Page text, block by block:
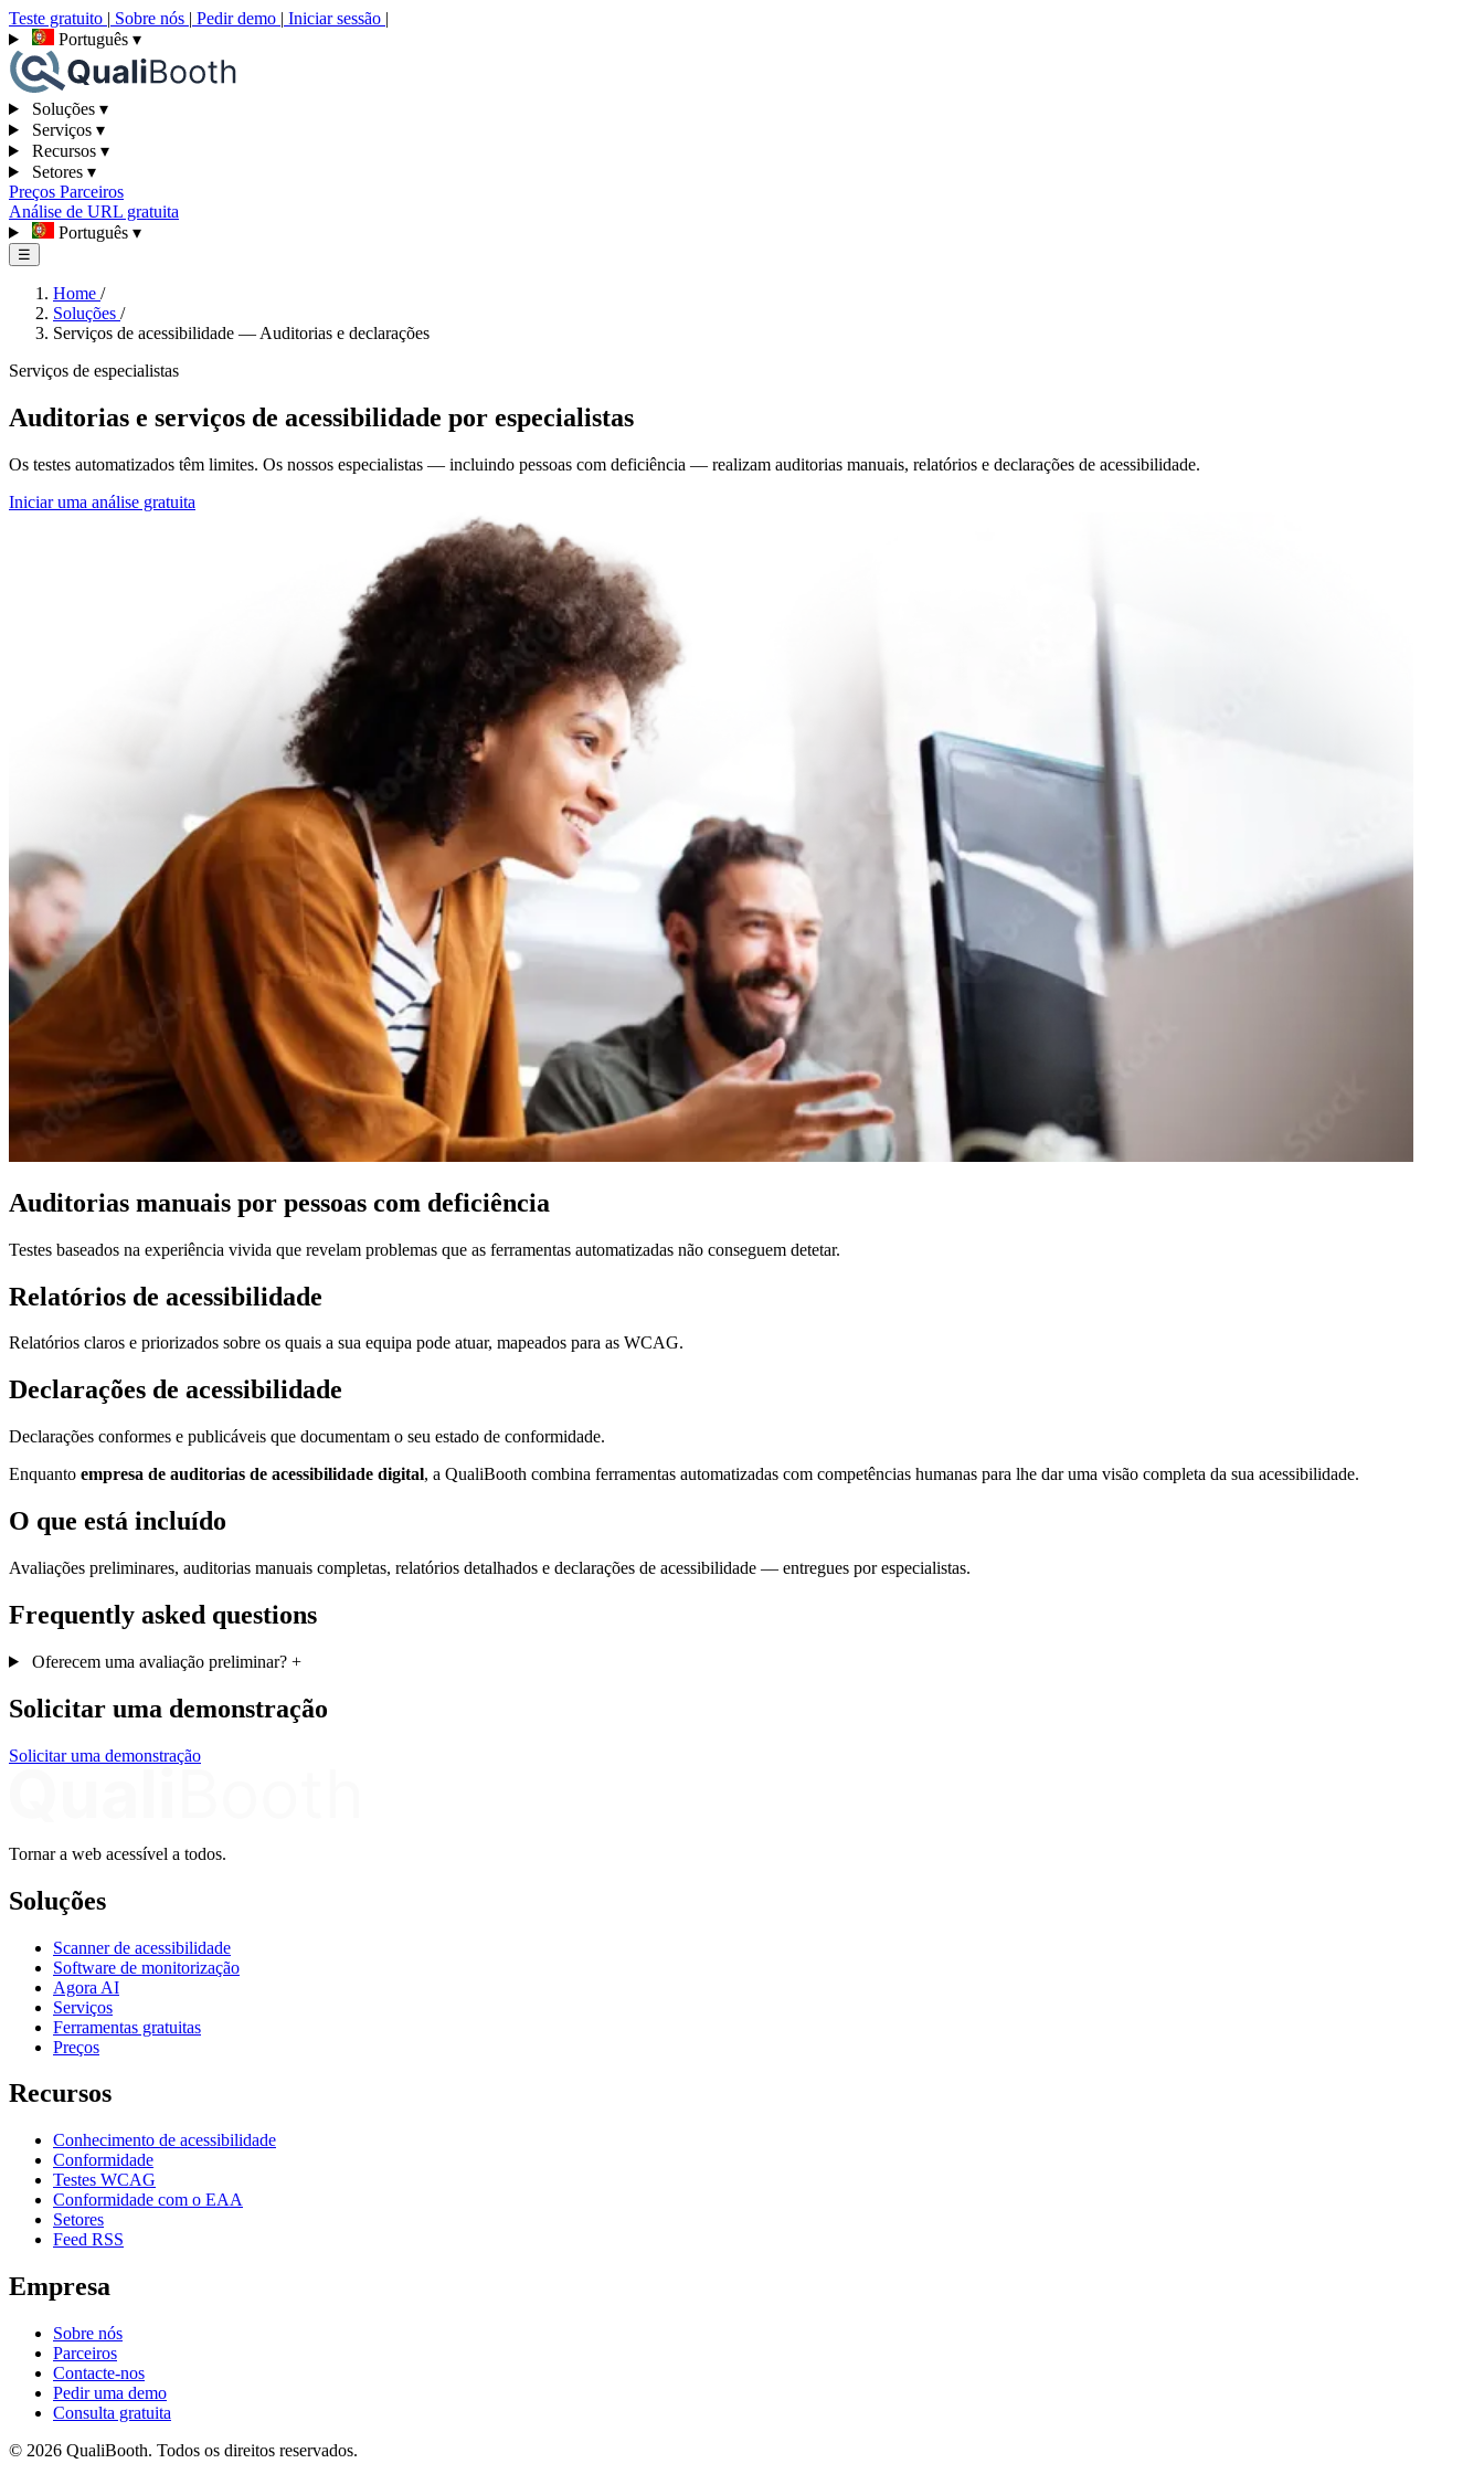
Teste gratuito | Sobre nós | Pedir demo | Iniciar sessão |
Português ▾
Soluções ▾
Serviços ▾
Recursos ▾
Setores ▾
Preços Parceiros
Análise de URL gratuita
Português ▾
☰
Home /
Soluções /
Serviços de acessibilidade — Auditorias e declarações
Serviços de especialistas
Auditorias e serviços de acessibilidade por especialistas
Os testes automatizados têm limites. Os nossos especialistas — incluindo pessoas com deficiência — realizam auditorias manuais, relatórios e declarações de acessibilidade.
Iniciar uma análise gratuita
Auditorias manuais por pessoas com deficiência
Testes baseados na experiência vivida que revelam problemas que as ferramentas automatizadas não conseguem detetar.
Relatórios de acessibilidade
Relatórios claros e priorizados sobre os quais a sua equipa pode atuar, mapeados para as WCAG.
Declarações de acessibilidade
Declarações conformes e publicáveis que documentam o seu estado de conformidade.
Enquanto empresa de auditorias de acessibilidade digital, a QualiBooth combina ferramentas automatizadas com competências humanas para lhe dar uma visão completa da sua acessibilidade.
O que está incluído
Avaliações preliminares, auditorias manuais completas, relatórios detalhados e declarações de acessibilidade — entregues por especialistas.
Frequently asked questions
Oferecem uma avaliação preliminar? +
Solicitar uma demonstração
Solicitar uma demonstração
Tornar a web acessível a todos.
Soluções
Scanner de acessibilidade
Software de monitorização
Agora AI
Serviços
Ferramentas gratuitas
Preços
Recursos
Conhecimento de acessibilidade
Conformidade
Testes WCAG
Conformidade com o EAA
Setores
Feed RSS
Empresa
Sobre nós
Parceiros
Contacte-nos
Pedir uma demo
Consulta gratuita
© 2026 QualiBooth. Todos os direitos reservados.